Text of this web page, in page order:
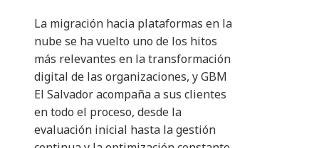
La migración hacia plataformas en la
nube se ha vuelto uno de los hitos
más relevantes en la transformación
digital de las organizaciones, y GBM
El Salvador acompaña a sus clientes
en todo el proceso, desde la
evaluación inicial hasta la gestión